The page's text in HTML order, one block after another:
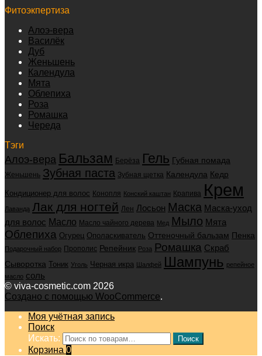
Фитоэкпертиза
Алоэ-вера
Василёк
Дуб
Женьшень
Календула
Мята
Облепиха
Роза
Ромашка
Череда
Тэги
Алоэ-вера Бальзам Берёза Гель Губная помада
Женьшень Зубная паста Зубная щетка Календула Кедр
Кондиционер для волос Конопля Конский каштан Крапива Крем
Лаванда Лак для ногтей Лен Лосьон Маска Маска-уход
для волос Масло Масло чайного дерева Мед Мыло Мята
Облепиха Огурец Ополаскиватель Оттеночный бальзам Пенка
Подарочный набор Прополис Репейник Роза Ромашка Скраб
Сыворотка Тоник Уголь Черная икра Шалфей Шампунь репейное
масло соль
© viva-cosmetic.com 2026
Создано с помощью WooCommerce.
Моя учётная запись
Поиск
Искать:
Поиск
Корзина 0